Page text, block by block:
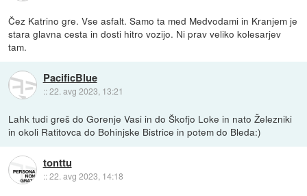
Čez Katrino gre. Vse asfalt. Samo ta med Medvodami in Kranjem je
stara glavna cesta in dosti hitro vozijo. Ni prav veliko kolesarjev
tam.
PacificBlue
::22. avg 2023, 13:21
Lahk tudi greš do Gorenje Vasi in do Škofjo Loke in nato Železniki
in okoli Ratitovca do Bohinjske Bistrice in potem do Bleda:)
tonttu
::22. avg 2023, 14:18